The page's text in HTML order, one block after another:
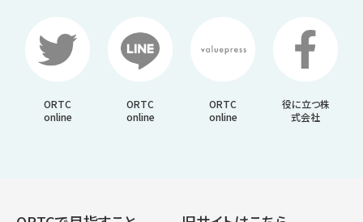
ORTC
online
ORTC
online
ORTC
online
役に立つ株
式会社